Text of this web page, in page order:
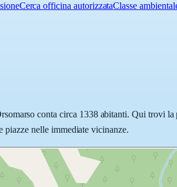
Cerca officina autorizzataClasse
conta circa 1338 abitanti. Qui trovi
nelle immediate vicinanze.